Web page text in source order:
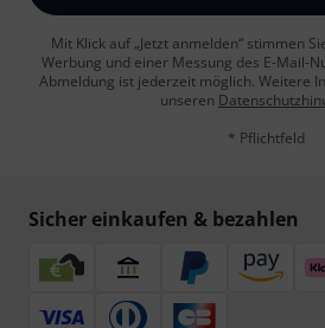
Mit Klick auf „Jetzt anmelden“ stimmen
Werbung und einer Messung des E-Mail-
Abmeldung ist jederzeit möglich. Weitere
unseren
* Pflichtfeld
Sicher einkaufen & bezahlen